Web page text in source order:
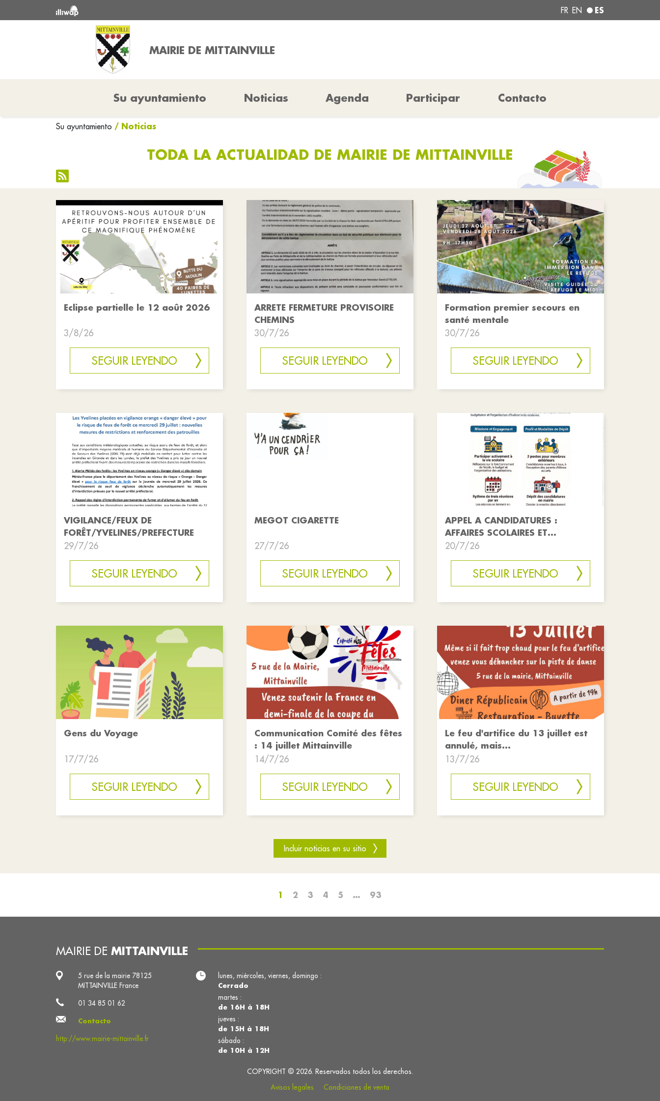
FR EN ES
MAIRIE DE MITTAINVILLE
Su ayuntamiento Noticias Agenda Participar Contacto
Su ayuntamiento / Noticias
TODA LA ACTUALIDAD DE MAIRIE DE MITTAINVILLE
Eclipse partielle le 12 août 2026
3/8/26
SEGUIR LEYENDO
ARRETE FERMETURE PROVISOIRE
CHEMINS
30/7/26
SEGUIR LEYENDO
Formation premier secours en
santé mentale
30/7/26
SEGUIR LEYENDO
VIGILANCE/FEUX DE
FORÊT/YVELINES/PREFECTURE
29/7/26
SEGUIR LEYENDO
MEGOT CIGARETTE
27/7/26
SEGUIR LEYENDO
APPEL A CANDIDATURES :
AFFAIRES SCOLAIRES ET
PERISCOLAIRES
20/7/26
SEGUIR LEYENDO
Gens du Voyage
17/7/26
SEGUIR LEYENDO
Communication Comité des fêtes
: 14 juillet Mittainville
14/7/26
SEGUIR LEYENDO
Le feu d'artifice du 13 juillet est
annulé, mais...
13/7/26
SEGUIR LEYENDO
Incluir noticias en su sitio
1 2 3 4 5 … 93
MAIRIE DE MITTAINVILLE
5 rue de la mairie 78125
MITTAINVILLE France
01 34 85 01 62
Contacto
http://www.mairie-mittainville.fr
lunes, miércoles, viernes, domingo :
Cerrado
martes :
de 16H à 18H
jueves :
de 15H à 18H
sábado :
de 10H à 12H
COPYRIGHT © 2026. Reservados todos los derechos.
Avisos legales
Condiciones de venta